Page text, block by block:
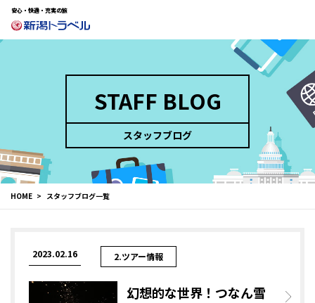
安心・快適・充実の旅
STAFF BLOG
スタッフブログ
HOME スタッフブログ一覧
2023.02.16 2.ツアー情報
幻想的な世界！つなん雪